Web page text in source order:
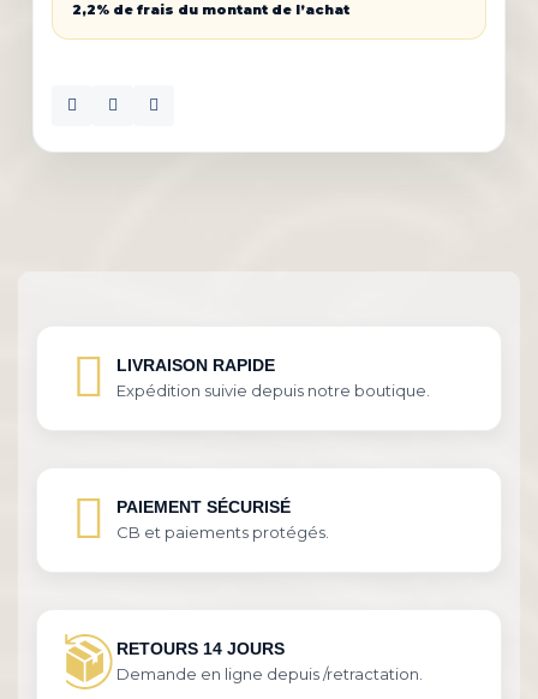
2,2% de frais du montant de l’achat
LIVRAISON RAPIDE
Expédition suivie depuis notre boutique.
PAIEMENT SÉCURISÉ
CB et paiements protégés.
RETOURS 14 JOURS
Demande en ligne depuis /retractation.